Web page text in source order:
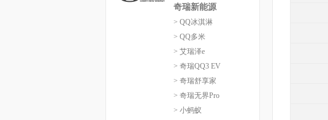
奇瑞新能源
> QQ冰淇淋
> QQ多米
> 艾瑞泽e
> 奇瑞QQ3 EV
> 奇瑞舒享家
> 奇瑞无界Pro
> 小蚂蚁